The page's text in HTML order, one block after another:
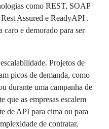
como REST, SOAP
Assured e ReadyAPI .
caro e demorado para ser
Projetos de
picos de demanda, como
durante uma campanha de
que as empresas escalem
de API para cima ou para
de contratar,